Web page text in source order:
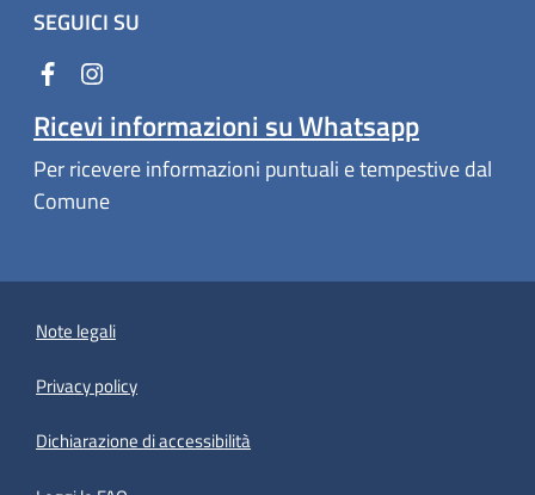
SEGUICI SU
Ricevi informazioni su Whatsapp
Per ricevere informazioni puntuali e tempestive dal
Comune
Note legali
Privacy policy
Dichiarazione di accessibilità